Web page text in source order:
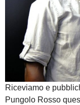
Riceviamo e
Pungolo Rosso